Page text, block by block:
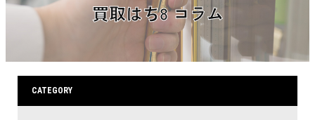
買取はち8 コラム
CATEGORY